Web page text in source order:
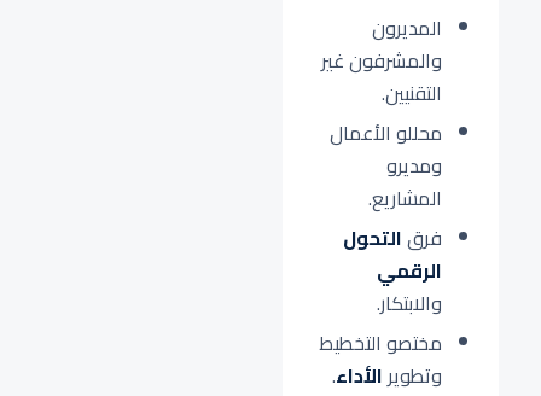
المديرون
والمشرفون غير
التقنيين.
محللو الأعمال
ومديرو
المشاريع.
فرقالتحول
الرقمي
والابتكار.
مختصو التخطيط
وتطويرالأداء.